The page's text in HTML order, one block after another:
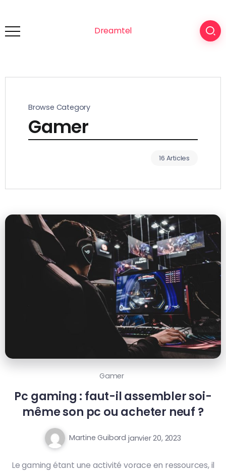
Dreamtel
Browse Category
Gamer
16 Articles
Gamer
Pc gaming : faut-il assembler soi-
même son pc ou acheter neuf ?
Martine Guibord janvier 20, 2023
Le gaming étant une activité vorace en ressources, il